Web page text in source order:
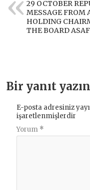
29 OCTOBER
MESSAGE FROM
HOLDING
THE BOARD
Bir yanıt yazın
E-posta adresiniz
işaretlenmişlerdir
Yorum *